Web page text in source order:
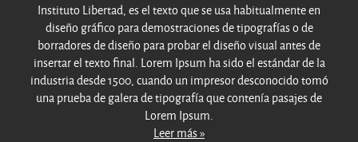
Instituto Libertad, es el texto que se usa habitualmente en
diseño gráfico para demostraciones de tipografías o de
borradores de diseño para probar el diseño visual antes de
insertar el texto final. Lorem Ipsum ha sido el estándar de la
industria desde 1500, cuando un impresor desconocido tomó
una prueba de galera de tipografía que contenía pasajes de
Lorem Ipsum.
Leer más »